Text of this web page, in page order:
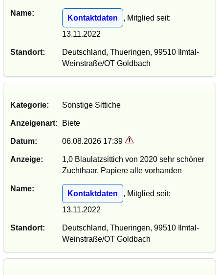
Name:
Kontaktdaten
, Mitglied seit:
13.11.2022
Standort:
Deutschland, Thueringen, 99510 Ilmtal-
Weinstraße/OT Goldbach
Kategorie: Sonstige Sittiche
Anzeigenart: Biete
Datum: 06.08.2026 17:39
Anzeige:
1,0 Blaulatzsittich von 2020 sehr schöner
Zuchthaar, Papiere alle vorhanden
Name:
Kontaktdaten
, Mitglied seit:
13.11.2022
Standort:
Deutschland, Thueringen, 99510 Ilmtal-
Weinstraße/OT Goldbach